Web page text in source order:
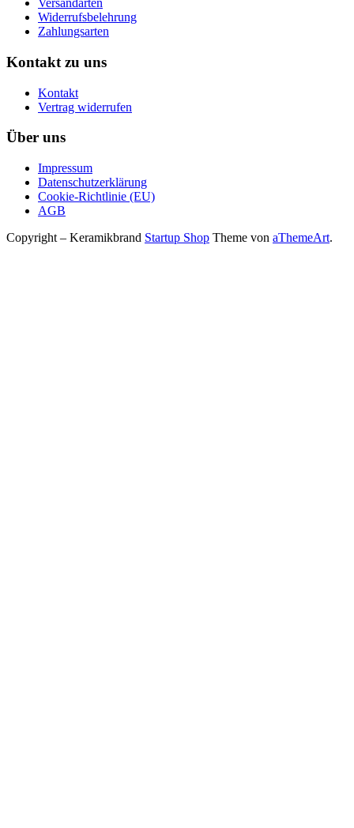
Versandarten
Widerrufsbelehrung
Zahlungsarten
Kontakt zu uns
Kontakt
Vertrag widerrufen
Über uns
Impressum
Datenschutzerklärung
Cookie-Richtlinie (EU)
AGB
Copyright – Keramikbrand Startup Shop Theme von aThemeArt.